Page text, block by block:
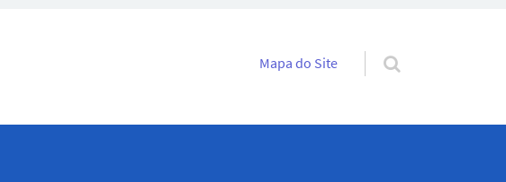
Pular para o conteúdo
Mapa do Site